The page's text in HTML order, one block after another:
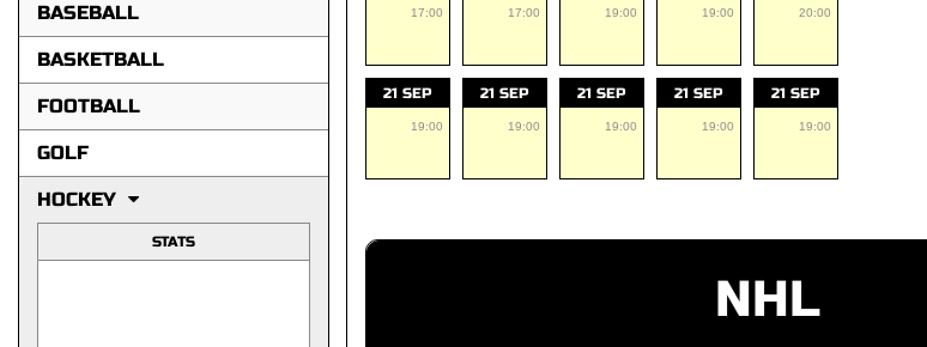
BASEBALL
BASKETBALL
FOOTBALL
GOLF
HOCKEY
STATS
17:00 17:00 19:00 19:00 20:00
21 SEP
19:00
21 SEP
19:00
21 SEP
19:00
21 SEP
19:00
21 SEP
19:00
NHL